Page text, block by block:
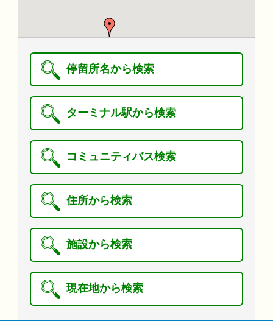
停留所名から検索
ターミナル駅から検索
コミュニティバス検索
住所から検索
施設から検索
現在地から検索